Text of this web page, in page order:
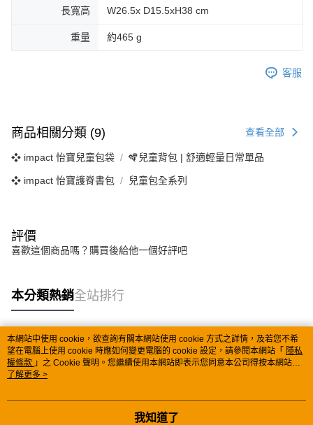
長寬高 W26.5x D15.5xH38 cm
重量 約465 g
客服
商品相關分類 (9) 查看全部
❖ impact 怡寶兒童包袋 🪇兒童背包 | 舒適輕量日常單品
❖ impact 怡寶護脊書包 兒童包全系列
評價
喜歡這個商品嗎？購買後給他一個好評吧
本分類熱銷全站排行
熱門標籤
本網站中使用 cookie，欲查詢有關本網站使用 cookie 方式之詳情，及若您不希
望在電腦上使用 cookie 時應如何變更電腦的 cookie 設定，請參閱本網站「 隱私
權條款 」之 Cookie 聲明。您繼續使用本網站即表示您同意本公司得按本網站使
用條款之 Cookie 聲明使用 cookie。
了解更多 >
我知道了